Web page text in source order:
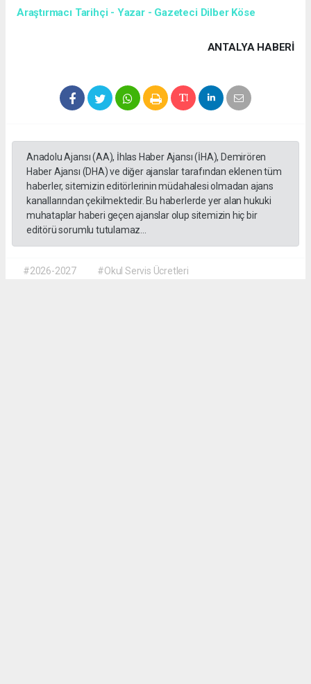
Araştırmacı Tarihçi - Yazar - Gazeteci Dilber Köse
ANTALYA HABERİ
Anadolu Ajansı (AA), İhlas Haber Ajansı (İHA), Demirören
Haber Ajansı (DHA) ve diğer ajanslar tarafından eklenen tüm
haberler, sitemizin editörlerinin müdahalesi olmadan ajans
kanallarından çekilmektedir. Bu haberlerde yer alan hukuki
muhataplar haberi geçen ajanslar olup sitemizin hiç bir
editörü sorumlu tutulamaz...
#2026-2027
#Okul Servis Ücretleri